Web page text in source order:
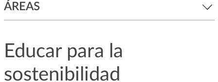
ÁREAS
Educar para la
sostenibilidad